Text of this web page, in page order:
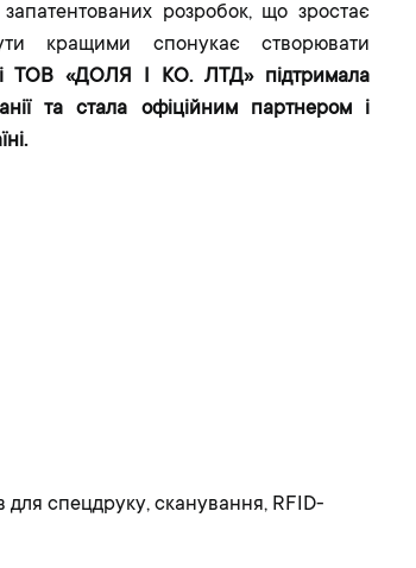
запатентованих розробок, що зростає
кращими спонукає створювати
ТОВ «ДОЛЯ І КО. ЛТД» підтримала
та стала офіційним партнером і
для спецдруку, сканування, RFID-